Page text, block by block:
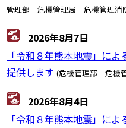
管理部 危機管理局 危機管理消
2026年8月7日
「令和８年熊本地震」に
提供します (危機管理部 危機
2026年8月4日
「令和８年熊本地震」に